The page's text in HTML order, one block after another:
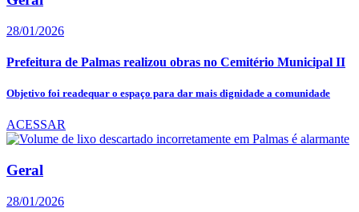
28/01/2026
Prefeitura de Palmas realizou obras no Cemitério Municipal II
Objetivo foi readequar o espaço para dar mais dignidade a comunidade
ACESSAR
Geral
28/01/2026